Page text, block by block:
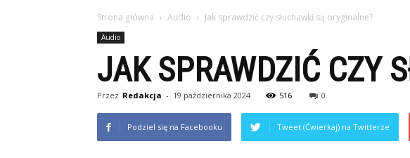
Strona główna Audio Jak sprawdzić czy słuchawki są oryginalne?
Audio
JAK SPRAWDZIĆ CZY
Przez Redakcja - 19 października 2024 516 0
Podziel się na Facebooku Tweet (Ćwierkaj) na Twitterze